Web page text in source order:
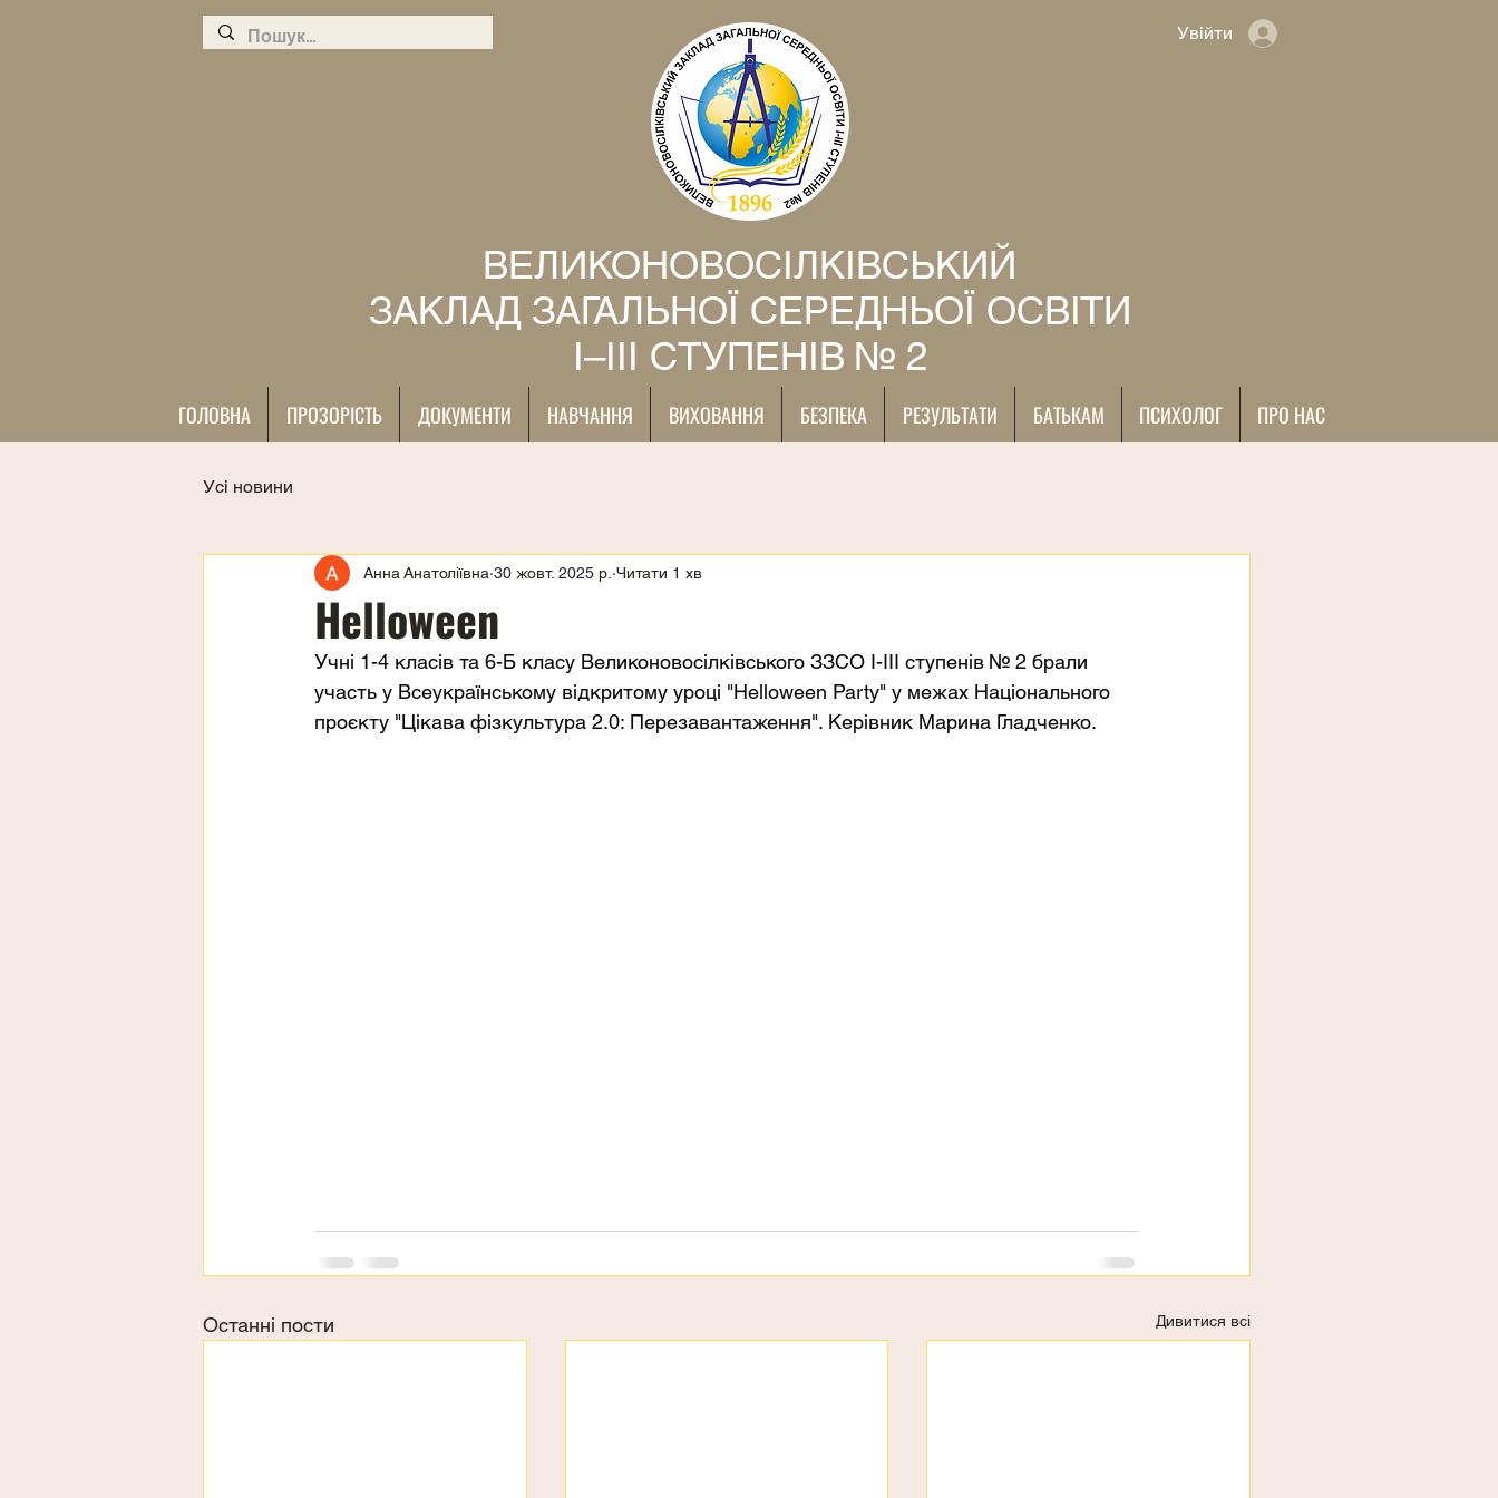
Увійти
ВЕЛИКОНОВОСІЛКІВСЬКИЙ
ЗАКЛАД ЗАГАЛЬНОЇ СЕРЕДНЬОЇ ОСВІТИ
І–ІІІ СТУПЕНІВ № 2
ГОЛОВНА ПРОЗОРІСТЬ ДОКУМЕНТИ НАВЧАННЯ ВИХОВАННЯ БЕЗПЕКА РЕЗУЛЬТАТИ БАТЬКАМ ПСИХОЛОГ ПРО НАС
Усі новини
Helloween
Анна Анатоліївна 30 жовт. 2025 р. Читати 1 хв
Учні 1-4 класів та 6-Б класу Великоновосілківського ЗЗСО І-ІІІ ступенів № 2 брали
участь у Всеукраїнському відкритому уроці "Helloween Party" у межах Національного
проєкту "Цікава фізкультура 2.0: Перезавантаження". Керівник Марина Гладченко.
Останні пости Дивитися всі